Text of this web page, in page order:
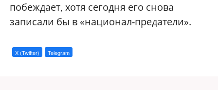
побеждает, хотя сегодня его снова
записали бы в «национал-предатели».
X (Twitter) Telegram